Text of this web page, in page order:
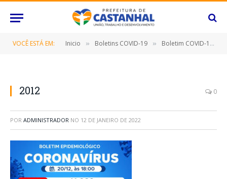
VOCÊ ESTÁ EM: Inicio » Boletins COVID-19 » Boletim COVID-19 (20/12/2021)
2012 0
POR ADMINISTRADOR NO 12 DE JANEIRO DE 2022